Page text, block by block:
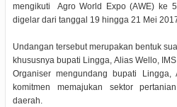
mengikuti Agro World Expo (AWE) ke
digelar dari tanggal 19 hingga 21 Mei
Undangan tersebut merupakan bentuk
khususnya bupati Lingga, Alias Wello,
Organiser mengundang bupati
komitmen memajukan sektor
daerah.